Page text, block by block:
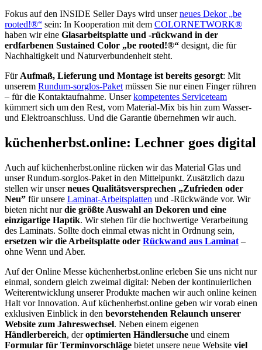
Fokus auf den INSIDE Seller Days wird unserneues Dekor „be
rooted!®“ sein: In Kooperation mit dem COLORNETWORK®
haben wir eine Glasarbeitsplatte und -rückwand in der
erdfarbenen Sustained Color „be rooted!®“ designt, die für
Nachhaltigkeit und Naturverbundenheit steht.
Für Aufmaß, Lieferung und Montage ist bereits gesorgt: Mit
unserem Rundum-sorglos-Paket müssen Sie nur einen Finger rühren
– für die Kontaktaufnahme. Unserkompetentes Serviceteam
kümmert sich um den Rest, vom Material-Mix bis hin zum Wasser-
und Elektroanschluss. Und die Garantie übernehmen wir auch.
küchenherbst.online: Lechner goes digital
Auch auf küchenherbst.online rücken wir das Material Glas und
unser Rundum-sorglos-Paket in den Mittelpunkt. Zusätzlich dazu
stellen wir unserneues Qualitätsversprechen „Zufrieden oder
Neu” für unsere Laminat-Arbeitsplatten und -Rückwände vor. Wir
bieten nicht nurdie größte Auswahl an Dekoren und eine
einzigartige Haptik. Wir stehen für die hochwertige Verarbeitung
des Laminats. Sollte doch einmal etwas nicht in Ordnung sein,
ersetzen wir die Arbeitsplatte oder Rückwand aus Laminat –
ohne Wenn und Aber.
Auf der Online Messe küchenherbst.online erleben Sie uns nicht nur
einmal, sondern gleich zweimal digital: Neben der kontinuierlichen
Weiterentwicklung unserer Produkte machen wir auch online keinen
Halt vor Innovation. Auf küchenherbst.online geben wir vorab einen
exklusiven Einblick in den bevorstehenden Relaunch unserer
Website zum Jahreswechsel. Neben einem eigenen
Händlerbereich, deroptimierten Händlersuche und einem
Formular für Terminvorschläge bietet unsere neue Website viel